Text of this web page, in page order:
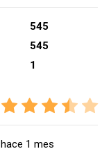
545
545
1
hace 1 mes